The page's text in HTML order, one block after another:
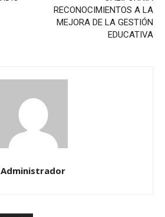
RECONOCIMIENTOS A LA
MEJORA DE LA GESTIÓN
EDUCATIVA
Administrador